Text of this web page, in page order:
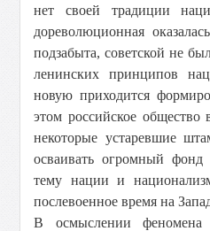
нет своей традиции
дореволюционная
подзабыта, советской не
ленинских принципов
новую приходится
этом российское общество
некоторые устаревшие
осваивать огромный
тему нации и
послевоенное время на
В осмыслении феномена